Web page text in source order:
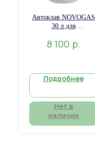
Автоклав NOVOGAS
30 л для
8 100 р.
Подробнее
Нет в
наличии